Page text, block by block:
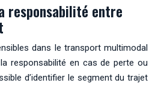
responsabilité entre
dans le transport multimodal
responsabilité en cas de perte ou
d’identifier le segment du trajet